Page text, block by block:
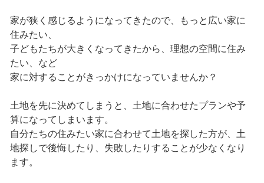
家が狭く感じるようになってきたので、もっと広い家に
住みたい、
子どもたちが大きくなってきたから、理想の空間に住み
たい、など
家に対することがきっかけになっていませんか？
土地を先に決めてしまうと、土地に合わせたプランや予
算になってしまいます。
自分たちの住みたい家に合わせて土地を探した方が、土
地探しで後悔したり、失敗したりすることが少なくなり
ます。